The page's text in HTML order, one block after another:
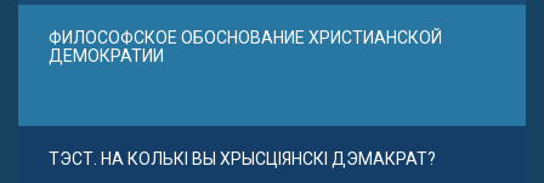
ФИЛОСОФСКОЕ ОБОСНОВАНИЕ ХРИСТИАНСКОЙ
ДЕМОКРАТИИ
ТЭСТ. НА КОЛЬКІ ВЫ ХРЫСЦІЯНСКІ ДЭМАКРАТ?